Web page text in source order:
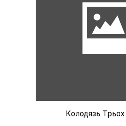
Колодязь Tрьох